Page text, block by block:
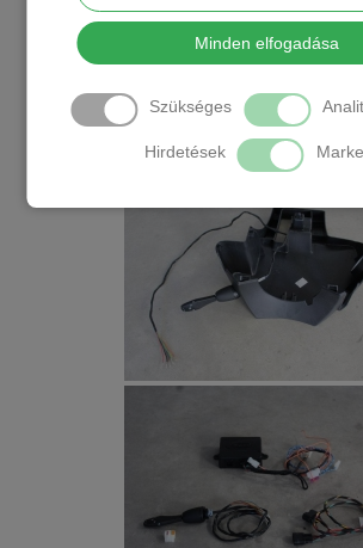
Minden elfogadása
Szükséges
Hirdetések